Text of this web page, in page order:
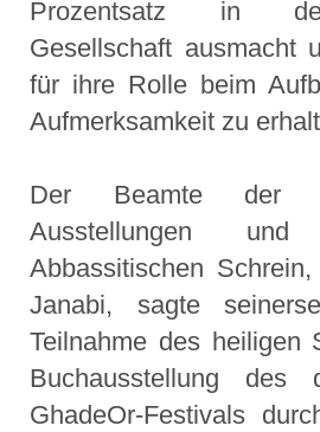
Prozentsatz in
Gesellschaft ausmacht
für ihre Rolle beim
Aufmerksamkeit zu
Der Beamte der
Ausstellungen
Abbassitischen
Janabi, sagte
Teilnahme des heiligen
Buchausstellung
GhadeOr-Festivals